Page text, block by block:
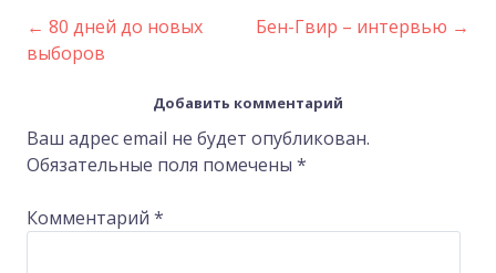
Post
navigation
← 80 дней до новых
выборов
Бен-Гвир – интервью →
Добавить комментарий
Ваш адрес email не будет опубликован.
Обязательные поля помечены *
Комментарий *